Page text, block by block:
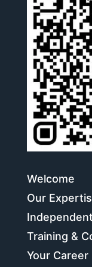
Welcome
Our
Training &
Your Career